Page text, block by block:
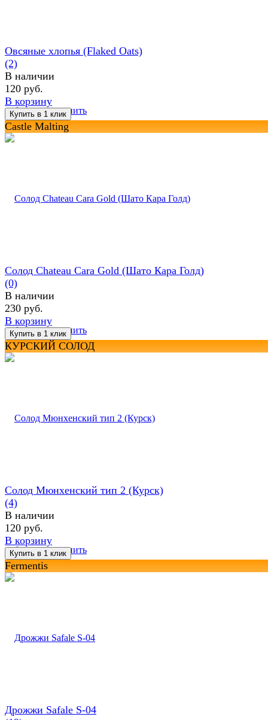
избранное сравнить
Овсяные хлопья (Flaked Oats)
(2)
В наличии
120 руб.
В корзину
Castle Malting
избранное сравнить
Солод Chateau Cara Gold (Шато Кара Голд)
(0)
В наличии
230 руб.
В корзину
КУРСКИЙ СОЛОД
избранное сравнить
Солод Мюнхенский тип 2 (Курск)
(4)
В наличии
120 руб.
В корзину
Fermentis
Дрожжи Safale S-04